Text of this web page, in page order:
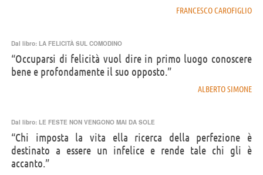
FRANCESCO CAROFIGLIO
Dal libro: LA FELICITÀ SUL COMODINO
“Occuparsi di felicità vuol dire in primo luogo conoscere
bene e profondamente il suo opposto.”
ALBERTO SIMONE
Dal libro: LE FESTE NON VENGONO MAI DA SOLE
“Chi imposta la vita ella ricerca della perfezione è
destinato a essere un infelice e rende tale chi gli è
accanto.”